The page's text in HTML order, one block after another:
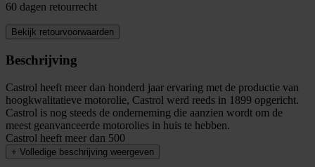
60 dagen retourrecht
Bekijk retourvoorwaarden
Beschrijving
Castrol heeft meer dan honderd jaar ervaring met de productie van
hoogkwalitatieve motorolie, Castrol werd reeds in 1899 opgericht.
Castrol is nog steeds de onderneming die aanzien wordt om de
meest geanvanceerde motorolies in huis te hebben.
Castrol heeft meer dan 500
+ Volledige beschrijving weergeven